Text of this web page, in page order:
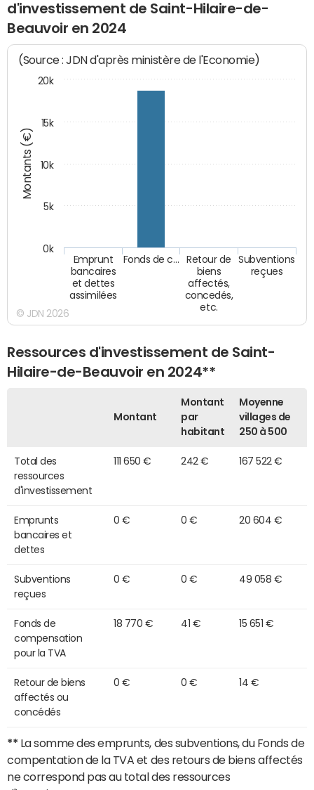
d'investissement de Saint-Hilaire-de-
Beauvoir en 2024
Montants (€)
(Source : JDN d'après ministère de l'Economie)
Emprunt
bancaires
et dettes
assimilées
Fonds de c…
Retour de
biens
affectés,
concedés,
etc.
Subventions
reçues
0k
5k
10k
15k
20k
© JDN 2026
Ressources d'investissement de Saint-
Hilaire-de-Beauvoir en 2024**
Montant
Montant
par
habitant
Moyenne
villages de
250 à 500
Total des
ressources
d'investissement
111 650 € 242 € 167 522 €
Emprunts
bancaires et
dettes
0 € 0 € 20 604 €
Subventions
reçues
0 € 0 € 49 058 €
Fonds de
compensation
pour la TVA
18 770 € 41 € 15 651 €
Retour de biens
affectés ou
concédés
0 € 0 € 14 €
** La somme des emprunts, des subventions, du Fonds de
compentation de la TVA et des retours de biens affectés
ne correspond pas au total des ressources